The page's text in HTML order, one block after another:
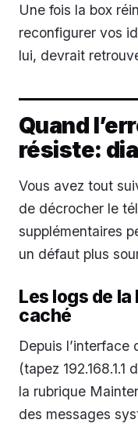
Une fois la box
reconfigurer vos
lui, devrait
Quand
résiste:
Vous avez tout
de décrocher le
supplémentaires
un défaut plus
Les logs de
caché
Depuis l’interface
(tapez
la rubrique
des messages